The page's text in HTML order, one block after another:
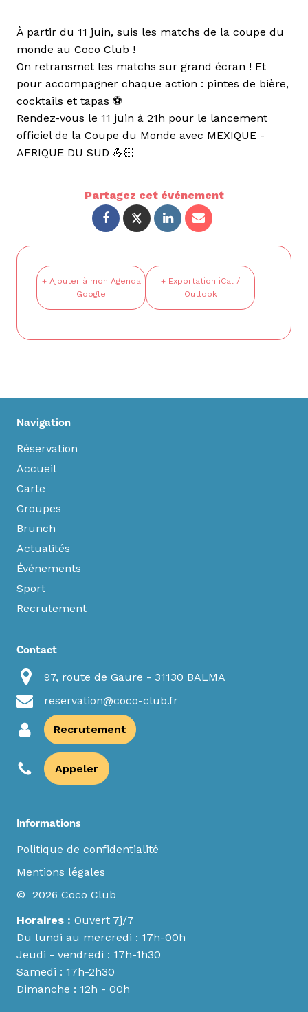
À partir du 11 juin, suis les matchs de la coupe du
monde au Coco Club !
On retransmet les matchs sur grand écran ! Et
pour accompagner chaque action : pintes de bière,
cocktails et tapas ⚽
Rendez-vous le 11 juin à 21h pour le lancement
officiel de la Coupe du Monde avec MEXIQUE -
AFRIQUE DU SUD 💪🏻
Partagez cet événement
+ Ajouter à mon Agenda
Google
+ Exportation iCal /
Outlook
Navigation
Réservation
Accueil
Carte
Groupes
Brunch
Actualités
Événements
Sport
Recrutement
Contact
97, route de Gaure - 31130 BALMA
reservation@coco-club.fr
Recrutement
Appeler
Informations
Politique de confidentialité
Mentions légales
© 2026 Coco Club
Horaires : Ouvert 7j/7
Du lundi au mercredi : 17h-00h
Jeudi - vendredi : 17h-1h30
Samedi : 17h-2h30
Dimanche : 12h - 00h